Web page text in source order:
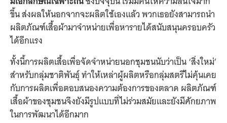
ขึ้น ส่งผลให้นอกจากจะผลิตใช้เองแล้ว พวกเธอยังสามารถนำ
ผลิตภัณฑ์เสื้อผ้ามาจำหน่ายเพื่อหารายได้สนับสนุนครอบครัว
ได้อีกแรง
ทั้งนี้การผลิตเสื้อเพื่อจัดจำหน่ายนอกชุมชนนับว่าเป็น ‘สิ่งใหม่’
สำหรับกลุ่มชาติพันธุ์ ทำให้เหล่าผู้ผลิตหรือกลุ่มสตรีไม่คุ้นเคย
กับการผลิตเพื่อตอบสนองความต้องการของตลาด ผลิตภัณฑ์
เสื้อผ้าของชุมชนจึงยังมีรูปแบบที่ไม่ร่วมสมัยและยังมีศักยภาพ
ในการพัฒนาได้อีกมาก